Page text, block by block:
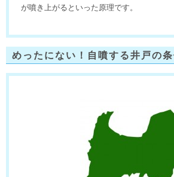
が噴き上がるといった原理です。
めったにない！自噴する井戸の